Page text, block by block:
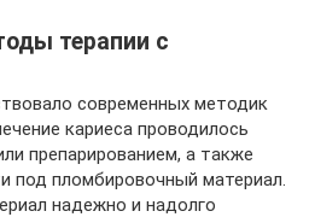
терапии с
современных методик
кариеса проводилось
препарированием, а также
под пломбировочный материал.
надежно и надолго